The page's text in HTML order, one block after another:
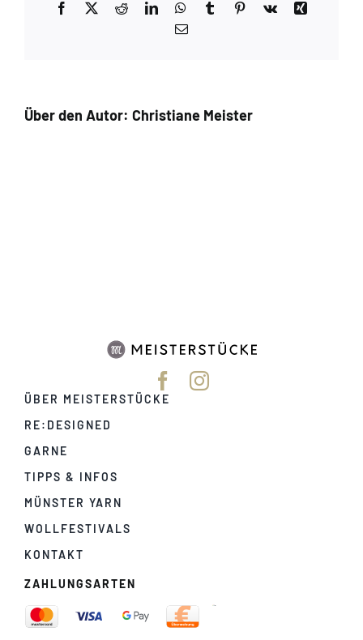
Facebook Reddit LinkedInWhatsApp
TumblrPinterest
Vk
E-
Über den Autor: Christiane Meister
ÜBER MEISTERSTÜCKE
RE:DESIGNED
GARNE
TIPPS & INFOS
MÜNSTER YARN
WOLLFESTIVALS
KONTAKT
ZAHLUNGSARTEN